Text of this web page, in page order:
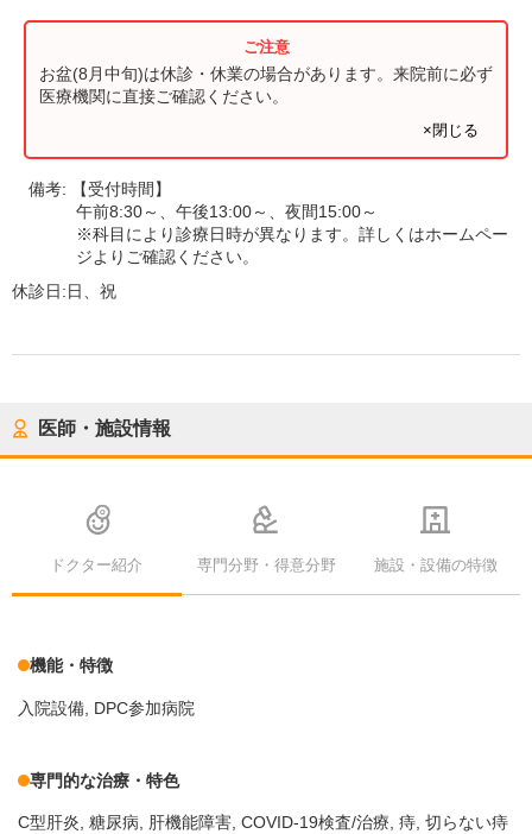
お盆(8月中旬)は休診・休業の場合があります。来院前に必ず
医療機関に直接ご確認ください。
×閉じる
備考:
【受付時間】
午前8:30～、午後13:00～、夜間15:00～
※科目により診療日時が異なります。詳しくはホームペー
ジよりご確認ください。
休診日:日、祝
医師・施設情報
ドクター紹介 専門分野・得意分野 施設・設備の特徴
機能・特徴
入院設備 DPC参加病院
専門的な治療・特色
C型肝炎 糖尿病 肝機能障害 COVID-19検査/治療 痔 切らない痔